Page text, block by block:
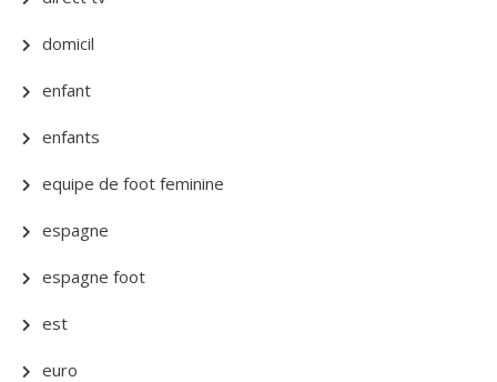
domicil
enfant
enfants
equipe de foot feminine
espagne
espagne foot
est
euro